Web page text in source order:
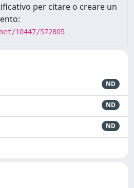
per citare o creare un
10447/572805
ND
ND
ND